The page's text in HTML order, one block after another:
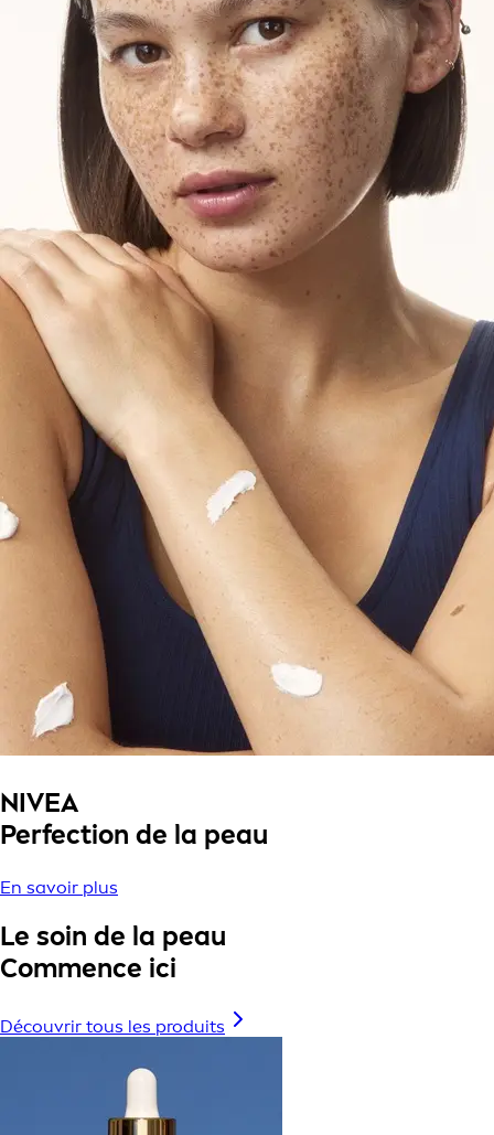
NIVEA
Perfection de la peau
En savoir plus
Le soin de la peau
Commence ici
Découvrir tous les produits